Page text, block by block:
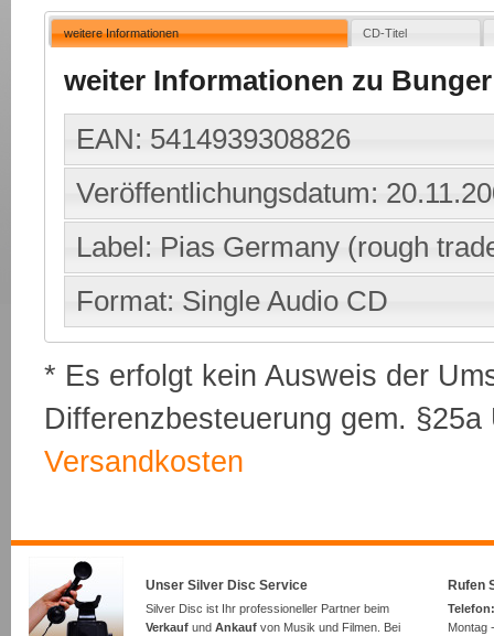
weitere Informationen CD-Titel
weiter Informationen zu
EAN: 5414939308826
Veröffentlichungsdatum:
Label: Pias Germany (rough
Format: Single Audio CD
* Es erfolgt kein Ausweis der
Differenzbesteuerung gem.
Versandkosten
Unser Silver Disc Service
Silver Disc ist Ihr professioneller Partner beim
Verkauf und Ankauf von Musik und Filmen. Bei
Rufen
Montag